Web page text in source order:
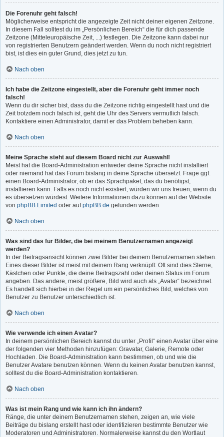
Die Forenuhr geht falsch!
Möglicherweise entspricht die angezeigte Zeit nicht deiner eigenen Zeitzone.
In diesem Fall solltest du im „Persönlichen Bereich“ die für dich passende
Zeitzone (Mitteleuropäische Zeit, ...) festlegen. Die Zeitzone kann dabei nur
von registrierten Benutzern geändert werden. Wenn du noch nicht registriert
bist, ist dies ein guter Grund, dies jetzt zu tun.
Nach oben
Ich habe die Zeitzone eingestellt, aber die Forenuhr geht immer noch
falsch!
Wenn du dir sicher bist, dass du die Zeitzone richtig eingestellt hast und die
Zeit trotzdem noch falsch ist, geht die Uhr des Servers vermutlich falsch.
Kontaktiere einen Administrator, damit er das Problem beheben kann.
Nach oben
Meine Sprache steht auf diesem Board nicht zur Auswahl!
Meist hat die Board-Administration entweder deine Sprache nicht installiert
oder niemand hat das Forum bislang in deine Sprache übersetzt. Frage ggf.
einen Board-Administrator, ob er das Sprachpaket, das du benötigst,
installieren kann. Falls es noch nicht existiert, würden wir uns freuen, wenn du
es übersetzen würdest. Weitere Informationen dazu können auf der Website
von phpBB Limited oder aufphpBB.de gefunden werden.
Nach oben
Was sind das für Bilder, die bei meinem Benutzernamen angezeigt
werden?
In der Beitragsansicht können zwei Bilder bei deinem Benutzernamen stehen.
Eines dieser Bilder ist meist mit deinem Rang verknüpft: Oft sind dies Sterne,
Kästchen oder Punkte, die deine Beitragszahl oder deinen Status im Forum
angeben. Das andere, meist größere, Bild wird auch als „Avatar“ bezeichnet.
Es handelt sich hierbei in der Regel um ein persönliches Bild, welches von
Benutzer zu Benutzer unterschiedlich ist.
Nach oben
Wie verwende ich einen Avatar?
In deinem persönlichen Bereich kannst du unter „Profil“ einen Avatar über eine
der folgenden vier Methoden hinzufügen: Gravatar, Galerie, Remote oder
Hochladen. Die Board-Administration kann bestimmen, ob und wie die
Benutzer Avatare benutzen können. Wenn du keinen Avatar benutzen kannst,
solltest du die Board-Administration kontaktieren.
Nach oben
Was ist mein Rang und wie kann ich ihn ändern?
Ränge, die unter deinem Benutzernamen stehen, zeigen an, wie viele
Beiträge du bislang erstellt hast oder identifizieren bestimmte Benutzer wie
Moderatoren und Administratoren. Normalerweise kannst du den Wortlaut